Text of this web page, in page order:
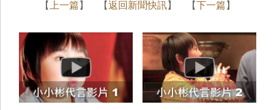
【 上一篇 】 【返回新聞快訊】 【下一篇 】